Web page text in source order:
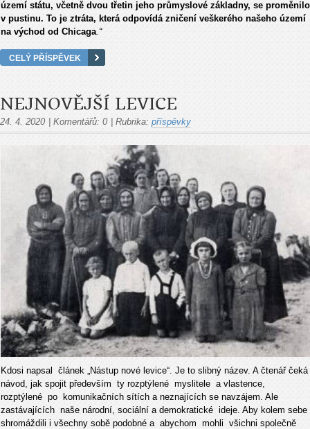
území státu, včetně dvou třetin jeho průmyslové základny, se proměnilo
v pustinu. To je ztráta, která odpovídá zničení veškerého našeho území
na východ od Chicaga.“
CELÝ PŘÍSPĚVEK
NEJNOVĚJŠÍ LEVICE
24. 4. 2020 Komentářů: 0 Rubrika: příspěvky
Kdosi napsal článek „Nástup nové levice“. Je to slibný název. A čtenář čeká
návod, jak spojit především ty rozptýlené myslitele a vlastence,
rozptýlené po komunikačních sítích a neznajících se navzájem. Ale
zastávajících naše národní, sociální a demokratické ideje. Aby kolem sebe
shromáždili i všechny sobě podobné a abychom mohli všichni společně